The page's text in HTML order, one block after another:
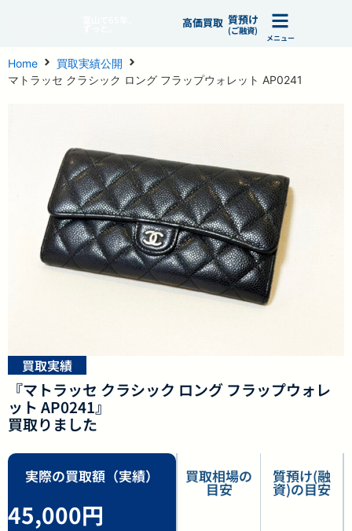
高価買取 質預け
(ご融資)
メニュー
Home
買取実績公開
マトラッセ クラシック ロング フラップウォレット AP0241
買取実績
『マトラッセ クラシック ロング フラップウォレ
ット AP0241』
買取りました
実際の買取額（実績）
45,000円
買取相場の
目安
質預け(融
資)の目安